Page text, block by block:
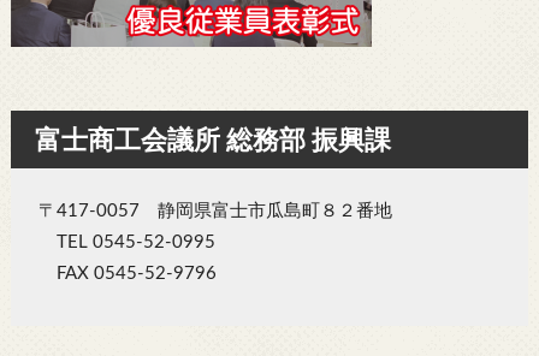
富士商工会議所 総務部 振興課
〒417-0057 静岡県富士市瓜島町８２番地
TEL 0545-52-0995
FAX 0545-52-9796